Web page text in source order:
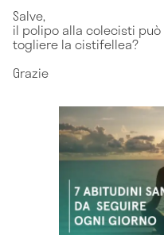
Salve,
il polipo alla colecisti
togliere la cistifellea?
Grazie